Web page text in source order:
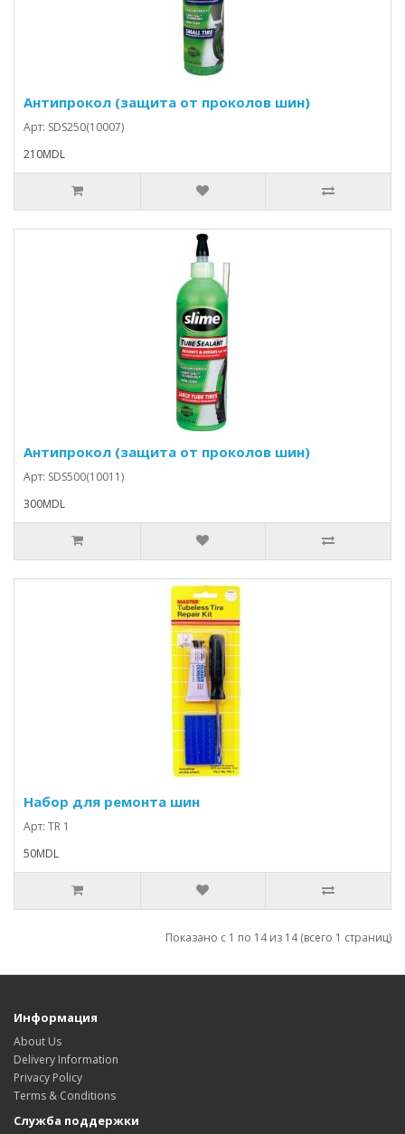
Антипрокол (защита от проколов шин)
Арт: SDS250(10007)
210MDL
Антипрокол (защита от проколов шин)
Арт: SDS500(10011)
300MDL
Набор для ремонта шин
Арт: TR 1
50MDL
Показано с 1 по 14 из 14 (всего 1 страниц)
Информация
About Us
Delivery Information
Privacy Policy
Terms & Conditions
Служба поддержки